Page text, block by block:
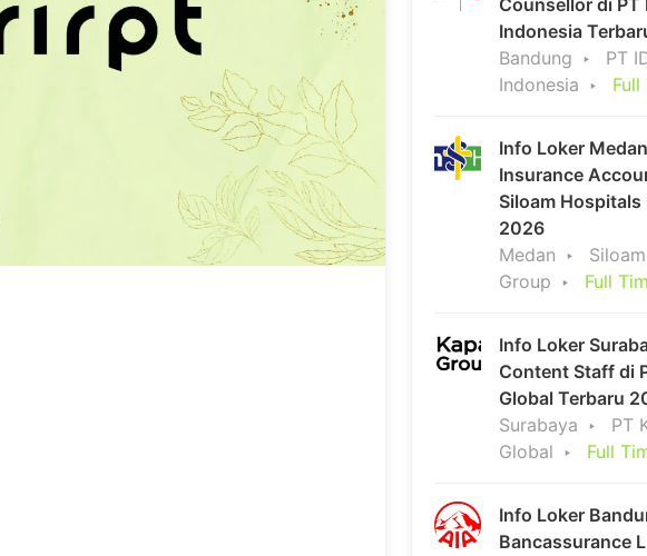
Counsellor di PT
Indonesia
Bandung
PT
Indonesia
Full
Info Loker
Insurance
Siloam
2026
Medan
Group
Full
Info Loker
Content Staff di
Global Terbaru
Surabaya
PT
Global
Full
Info Loker
Bancassurance